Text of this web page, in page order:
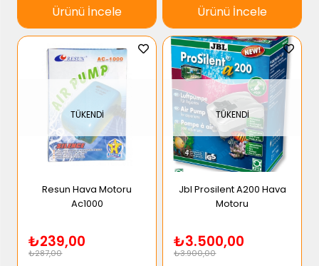
Ürünü İncele Ürünü İncele
TÜKENDI
Resun Hava Motoru
Ac1000
₺239,00
₺287,00
TÜKENDI
Jbl Prosilent A200 Hava
Motoru
₺3.500,00
₺3.900,00